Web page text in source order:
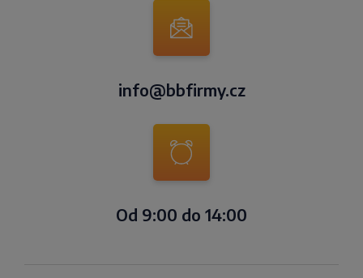
info@bbfirmy.cz
Od 9:00 do 14:00